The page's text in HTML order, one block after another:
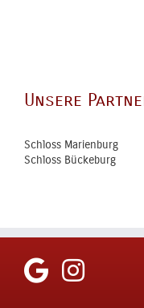
Unsere
Schloss Marienburg
Schloss Bückeburg